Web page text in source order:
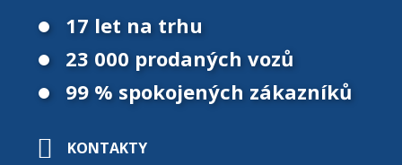
17 let na trhu
23 000 prodaných vozů
99 % spokojených zákazníků
KONTAKTY